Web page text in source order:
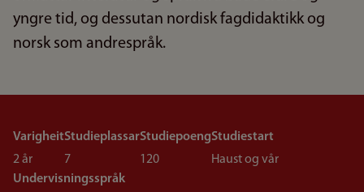
yngre tid, og dessutan nordisk fagdidaktikk og
norsk som andrespråk.
Varigheit
2 år
Studieplassar
7
Studiepoeng
120
Studiestart
Haust og vår
Undervisningsspråk